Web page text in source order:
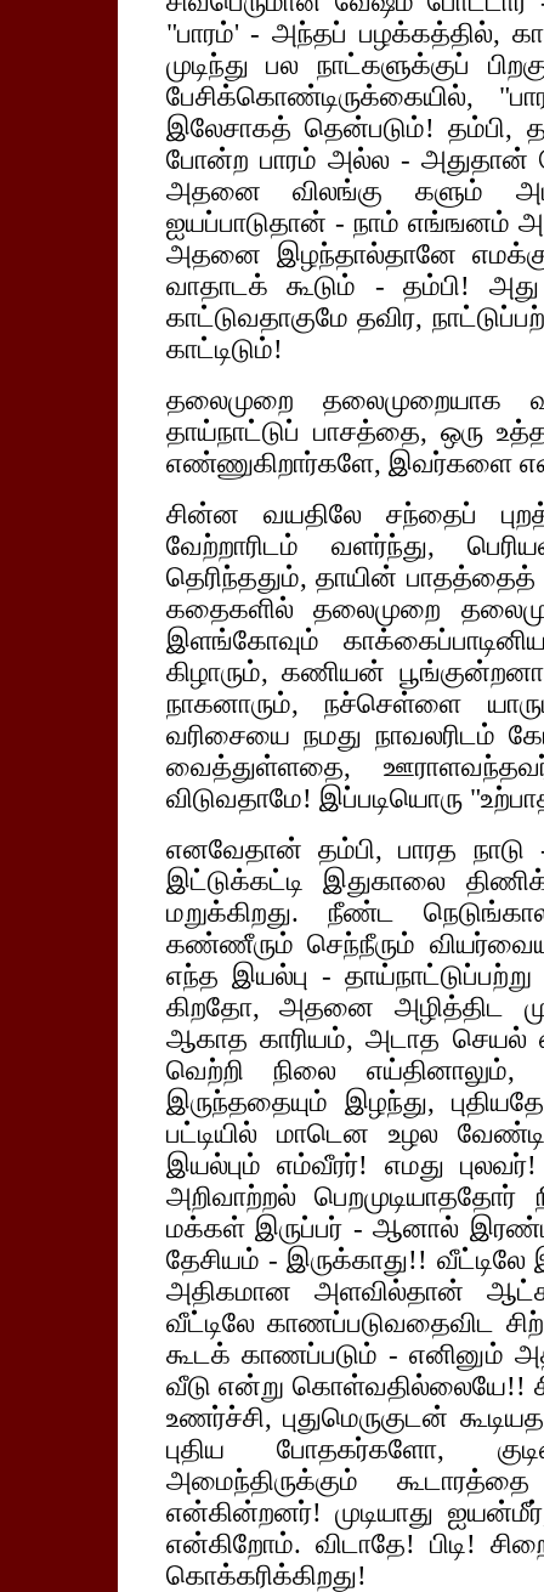
"பாரம்' - அந்தப் பழக்கத்தில்,
முடிந்து பல நாட்களுக்குப்
பேசிக்கொண்டிருக்கையில்,
இலேசாகத் தென்படும்! தம்பி,
போன்ற பாரம் அல்ல - அதுதான்
அதனை விலங்கு களும்
ஐயப்பாடுதான் - நாம் எங்ஙனம்
அதனை இழந்தால்தானே
வாதாடக் கூடும் - தம்பி!
காட்டுவதாகுமே தவிர,
காட்டிடும்!
தலைமுறை தலைமுறையாக
தாய்நாட்டுப் பாசத்தை, ஒரு
எண்ணுகிறார்களே, இவர்களை
சின்ன வயதிலே சந்தைப்
வேற்றாரிடம் வளர்ந்து,
தெரிந்ததும், தாயின்
கதைகளில் தலைமுறை
இளங்கோவும்
கிழாரும், கணியன்
நாகனாரும், நச்செள்ளை
வரிசையை நமது நாவலரிடம்
வைத்துள்ளதை,
விடுவதாமே! இப்படியொரு
எனவேதான் தம்பி, பாரத
இட்டுக்கட்டி இதுகாலை
மறுக்கிறது. நீண்ட
கண்ணீரும் செந்நீரும்
எந்த இயல்பு - தாய்நாட்டுப்பற்று
கிறதோ, அதனை அழித்திட
ஆகாத காரியம், அடாத செயல்
வெற்றி நிலை எய்தினாலும்,
இருந்ததையும் இழந்து,
பட்டியில் மாடென உழல
இயல்பும் எம்வீரர்! எமது
அறிவாற்றல்
மக்கள் இருப்பர் - ஆனால்
தேசியம் - இருக்காது!! வீட்டிலே
அதிகமான அளவில்தான்
வீட்டிலே காணப்படுவதைவிட
கூடக் காணப்படும் - எனினும்
வீடு என்று கொள்வதில்லையே!!
உணர்ச்சி, புதுமெருகுடன்
புதிய போதகர்களோ,
அமைந்திருக்கும்
என்கின்றனர்! முடியாது
என்கிறோம். விடாதே! பிடி!
கொக்கரிக்கிறது!